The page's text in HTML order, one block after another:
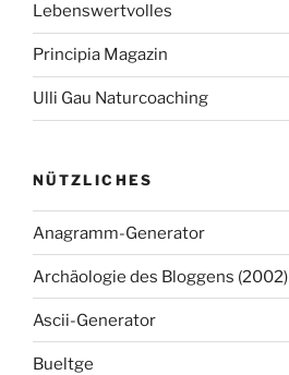
Lebenswertvolles
Principia Magazin
Ulli Gau Naturcoaching
NÜTZLICHES
Anagramm-Generator
Archäologie des Bloggens (2002)
Ascii-Generator
Bueltge